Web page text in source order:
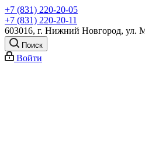
+7 (831) 220-20-05
+7 (831) 220-20-11
603016, г. Нижний Новгород, ул.
Поиск
Войти